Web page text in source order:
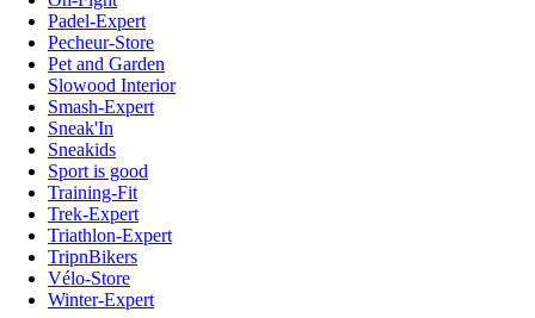
Padel-Expert
Pecheur-Store
Pet and Garden
Slowood Interior
Smash-Expert
Sneak'In
Sneakids
Sport is good
Training-Fit
Trek-Expert
Triathlon-Expert
TripnBikers
Vélo-Store
Winter-Expert